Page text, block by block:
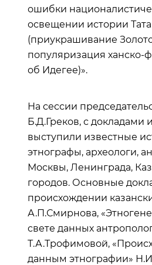
ошибки
освещении истории
(приукрашивание
популяризация ханско-
об Идегее)».
На сессии
Б.Д.Греков, с
выступили известные
этнографы, археологи,
Москвы, Ленинграда,
городов. Основные
происхождении
А.П.Смирнова,
свете данных
Т.А.Трофимовой,
данным этнографии»